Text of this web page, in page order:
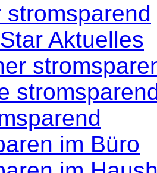
stromsparend
Aktuelles
im Büro